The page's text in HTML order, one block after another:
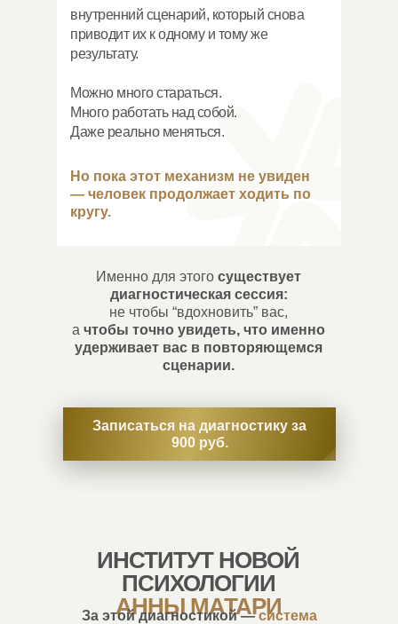
внутренний сценарий, который снова
приводит их к одному и тому же
результату.
Можно много стараться.
Много работать над собой.
Даже реально меняться.
Именно для этого существует
диагностическая сессия:
не чтобы “вдохновить” вас,
а чтобы точно увидеть, что именно
удерживает вас в повторяющемся
сценарии.
Записаться на диагностику за
900 руб.
Но пока этот механизм не увиден
— человек продолжает ходить по
кругу.
ИНСТИТУТ НОВОЙ
ПСИХОЛОГИИ
АННЫ МАТАРИ
За этой диагностикой —система